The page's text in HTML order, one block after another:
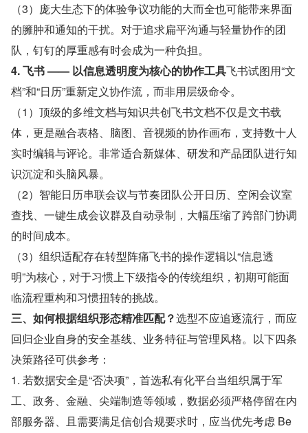
（3）庞大生态下的体验争议功能的大而全也可能带来界面
的臃肿和通知的干扰。对于追求扁平沟通与轻量协作的团
队，钉钉的厚重感有时会成为一种负担。
4. 飞书 —— 以信息透明度为核心的协作工具飞书试图用“文
档”和“日历”重新定义协作流，而非用层级命令。
（1）顶级的多维文档与知识共创飞书文档不仅是文书载
体，更是融合表格、脑图、音视频的协作画布，支持数十人
实时编辑与评论。非常适合新媒体、研发和产品团队进行知
识沉淀和头脑风暴。
（2）智能日历串联会议与节奏团队公开日历、空闲会议室
查找、一键生成会议群及自动录制，大幅压缩了跨部门协调
的时间成本。
（3）组织适配存在转型阵痛飞书的操作逻辑以“信息透
明”为核心，对于习惯上下级指令的传统组织，初期可能面
临流程重构和习惯扭转的挑战。
三、如何根据组织形态精准匹配？选型不应追逐流行，而应
回归企业自身的安全基线、业务特征与管理风格。以下四条
决策路径可供参考：
1. 若数据安全是“否决项”，首选私有化平台当组织属于军
工、政务、金融、尖端制造等领域，数据必须严格停留在内
部服务器、且需要满足信创合规要求时，应当优先考虑 Be